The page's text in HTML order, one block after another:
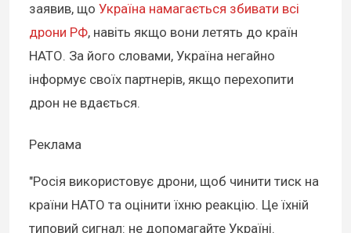
заявив, що Україна намагається збивати всі
дрони РФ, навіть якщо вони летять до країн
НАТО. За його словами, Україна негайно
інформує своїх партнерів, якщо перехопити
дрон не вдається.
Реклама
"Росія використовує дрони, щоб чинити тиск на
країни НАТО та оцінити їхню реакцію. Це їхній
типовий сигнал: не допомагайте Україні.